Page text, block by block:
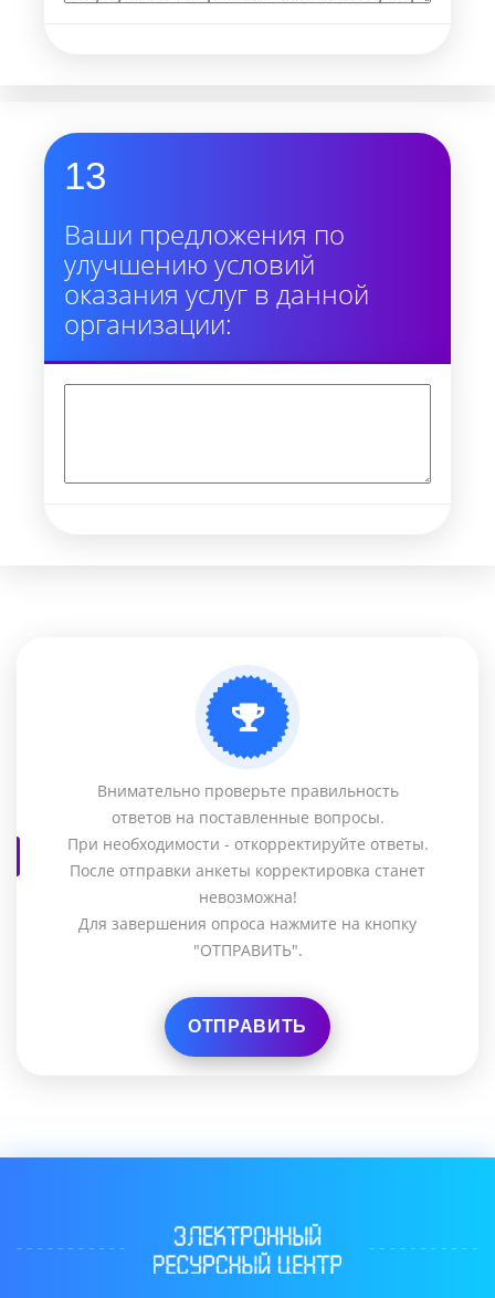
13
Ваши предложения по
улучшению условий
оказания услуг в данной
организации:
Внимательно проверьте правильность
ответов на поставленные вопросы.
При необходимости - откорректируйте ответы.
После отправки анкеты корректировка станет
невозможна!
Для завершения опроса нажмите на кнопку
"ОТПРАВИТЬ".